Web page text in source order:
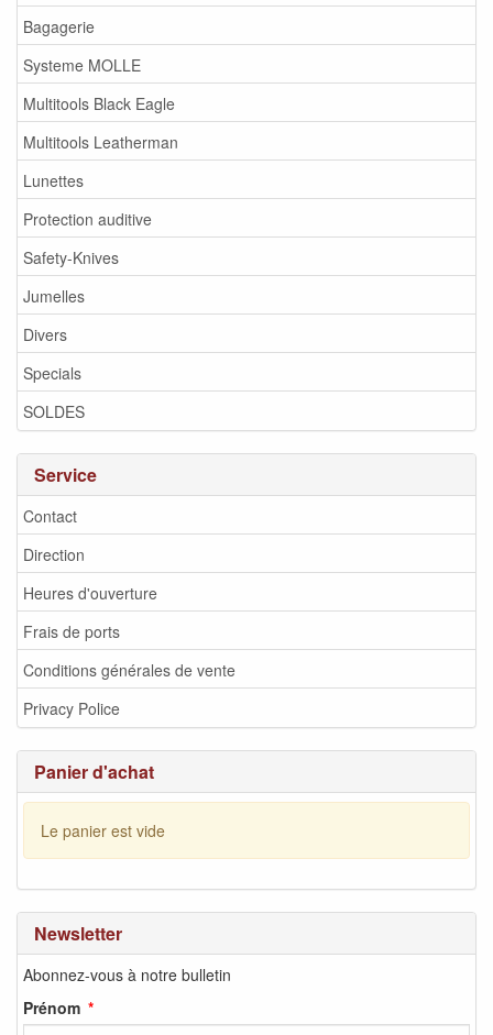
Bagagerie
Systeme MOLLE
Multitools Black Eagle
Multitools Leatherman
Lunettes
Protection auditive
Safety-Knives
Jumelles
Divers
Specials
SOLDES
Service
Contact
Direction
Heures d'ouverture
Frais de ports
Conditions générales de vente
Privacy Police
Panier d'achat
Le panier est vide
Newsletter
Abonnez-vous à notre bulletin
Prénom